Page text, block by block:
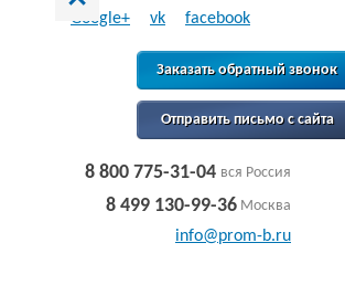
Google+ vk facebook
Заказать обратный звонок
Отправить письмо с сайта
8 800 775-31-04 вся Россия
8 499 130-99-36 Москва
info@prom-b.ru